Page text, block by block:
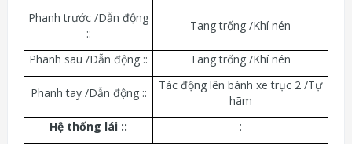
Phanh trước /Dẫn động
::
Tang trống /Khí nén
Phanh sau /Dẫn động :: Tang trống /Khí nén
Phanh tay /Dẫn động ::
Tác động lên bánh xe trục 2 /Tự
hãm
Hệ thống lái ::
: